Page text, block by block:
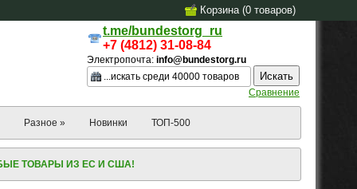
Корзина (0 товаров)
t.me/bundestorg_ru
+7 (4812) 31-08-84
Электропочта: info@bundestorg.ru
Сравнение
Разное » Новинки ТОП-500
ТОВАРЫ ИЗ ЕС И США!